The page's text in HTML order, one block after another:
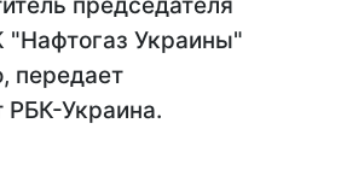
"Нафтогаз Украины"
передает
РБК-Украина.